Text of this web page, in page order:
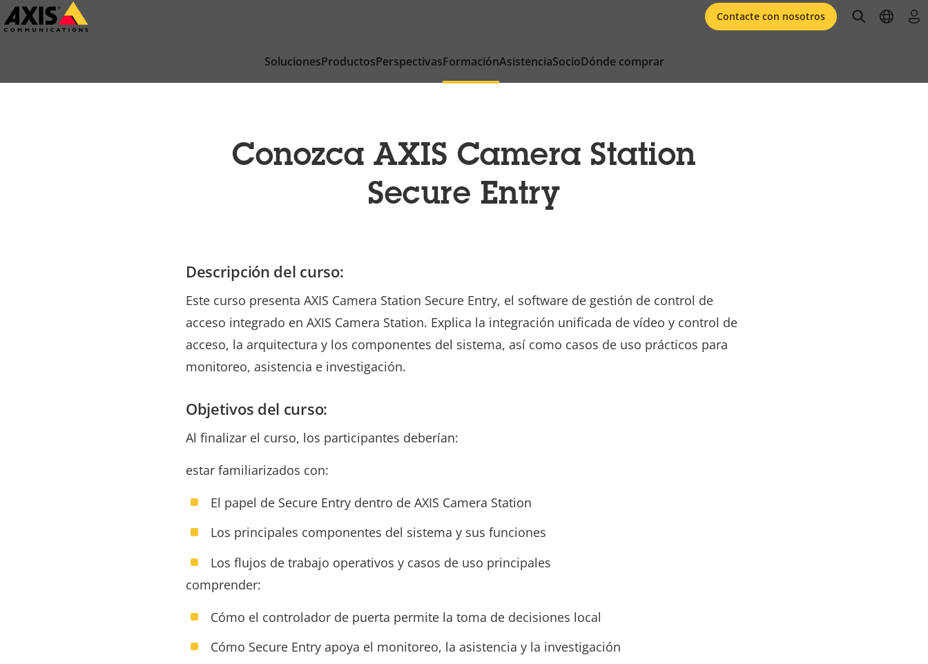
Saltar
al
SolucionesProductosPerspectivasFormaciónAsistenciaSocioDónde comprar
Contacte con nosotros openopen
Conozca AXIS Camera Station
Secure Entry
Descripción del curso:
Este curso presenta AXIS Camera Station Secure Entry, el software de gestión de control de
acceso integrado en AXIS Camera Station. Explica la integración unificada de vídeo y control de
acceso, la arquitectura y los componentes del sistema, así como casos de uso prácticos para
monitoreo, asistencia e investigación.
Objetivos del curso:
Al finalizar el curso, los participantes deberían:
estar familiarizados con:
El papel de Secure Entry dentro de AXIS Camera Station
Los principales componentes del sistema y sus funciones
Los flujos de trabajo operativos y casos de uso principales
comprender:
Cómo el controlador de puerta permite la toma de decisiones local
Cómo Secure Entry apoya el monitoreo, la asistencia y la investigación